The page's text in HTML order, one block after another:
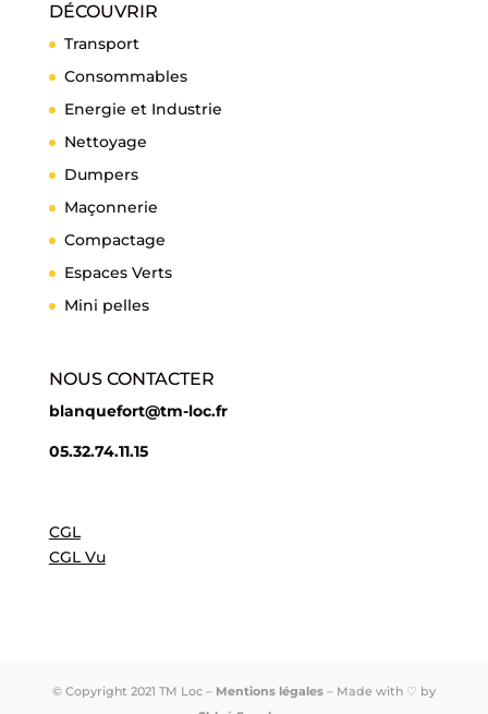
DÉCOUVRIR
Transport
Consommables
Energie et Industrie
Nettoyage
Dumpers
Maçonnerie
Compactage
Espaces Verts
Mini pelles
NOUS CONTACTER
blanquefort@tm-loc.fr
05.32.74.11.15
CGL
CGL Vu
© Copyright 2021 TM Loc – Mentions légales– Made with ♡ by